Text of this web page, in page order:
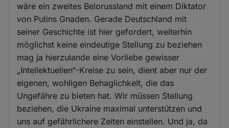
wäre ein zweites Belorussland mit einem Diktator
von Putins Gnaden. Gerade Deutschland mit
seiner Geschichte ist hier gefordert, weiterhin
möglichst keine eindeutige Stellung zu beziehen
mag ja hierzulande eine Vorliebe gewisser
„Intellektuellen“-Kreise zu sein, dient aber nur der
eigenen, wohligen Behaglichkeit, die das
Ungefähre zu bieten hat. Wir müssen Stellung
beziehen, die Ukraine maximal unterstützen und
uns auf gefährlichere Zeiten einstellen. Und ja, da